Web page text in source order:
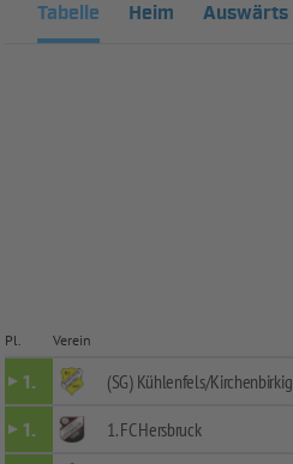
Tabelle Heim Auswärts
Pl. Verein
1. (SG) Kühlenfels/Kirchenbirkig
1.
1. FC Hersbruck